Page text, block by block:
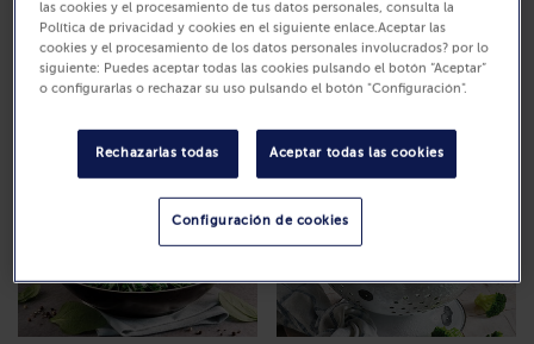
Pimientos en tiras
(500g)
500 g (Precio por Kg 5.98 €)
Cód. 8579
Judías planas troceadas
600 g
600 g (Precio por Kg 4.98 €)
Cód. 8716
las cookies y el procesamiento de tus datos personales, consulta la
Política de privacidad y cookies en el siguiente enlace.Aceptar las
cookies y el procesamiento de los datos personales involucrados? por lo
siguiente: Puedes aceptar todas las cookies pulsando el botón “Aceptar”
o configurarlas o rechazar su uso pulsando el botón "Configuración".
Rechazarlas todas Aceptar todas las cookies
Configuración de cookies